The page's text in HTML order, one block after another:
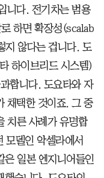
니다. 전기차는 범용
하면 확장성(scalab
지 않다는 겁니다. 도
하이브리드 시스템)
합니다. 도요타와 자
채택한 것이죠. 그 중
치른 사례가 유명합
모델인 악셀라에서
은 일본 엔지니어들인